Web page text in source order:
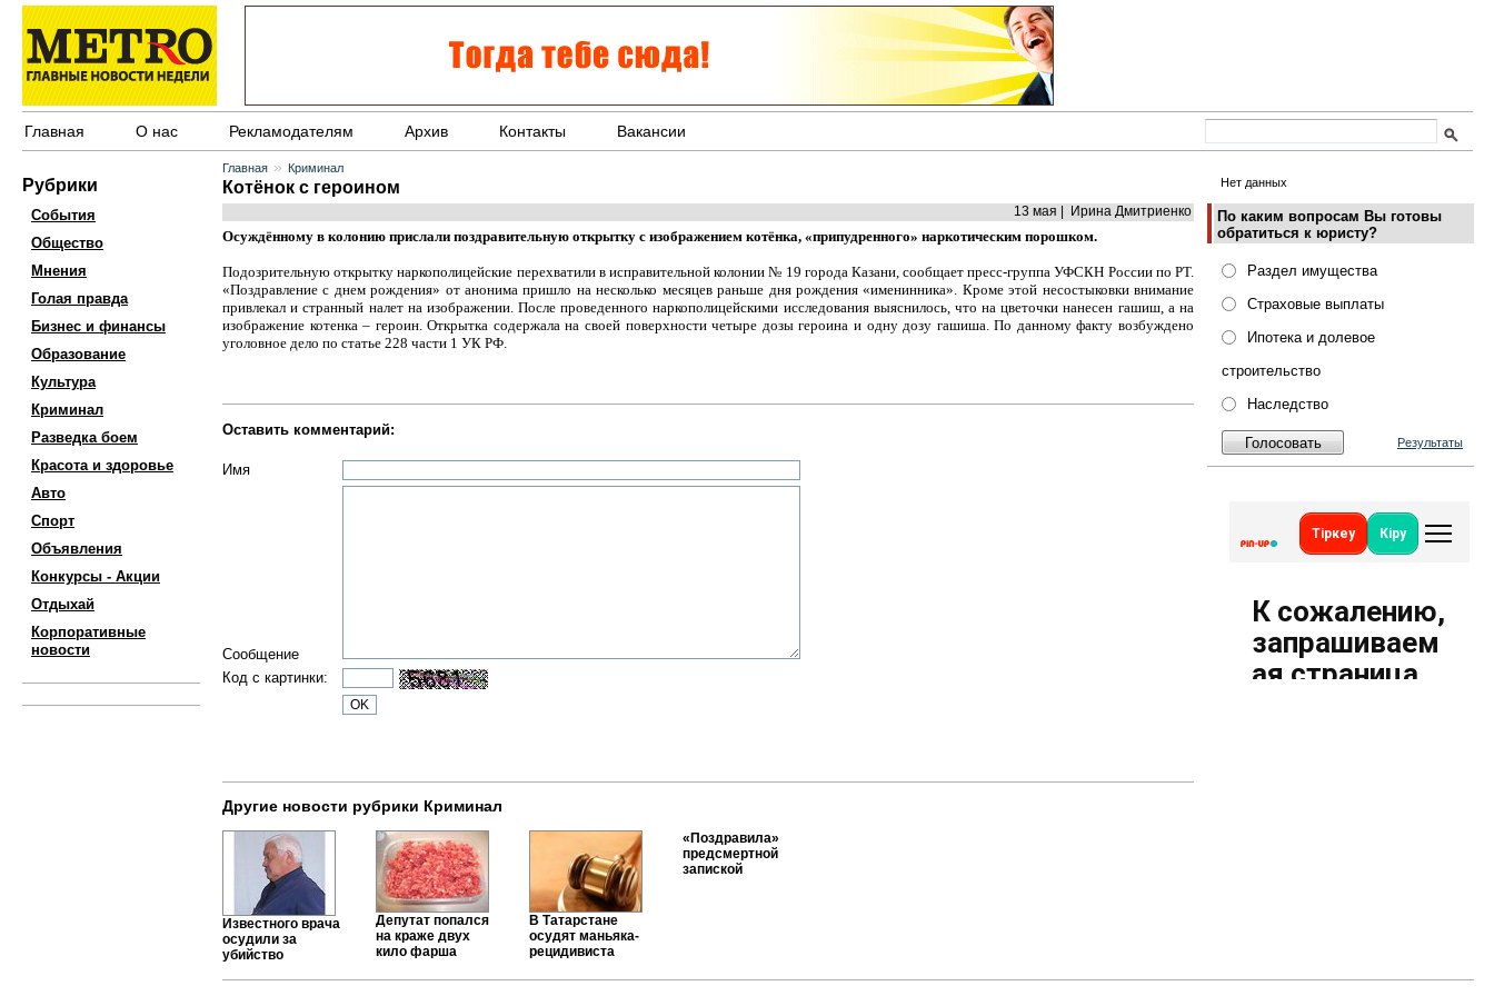
Главная О нас Рекламодателям Архив Контакты Вакансии
Рубрики
События
Общество
Мнения
Голая правда
Бизнес и финансы
Образование
Культура
Криминал
Разведка боем
Красота и здоровье
Авто
Спорт
Объявления
Конкурсы - Акции
Отдыхай
Корпоративные
новости
Нет данных
По каким вопросам Вы готовы
обратиться к юристу?
Раздел имущества
Страховые выплаты
Ипотека и долевое
строительство
Наследство
Результаты
Главная » Криминал
Котёнок с героином
13 мая | Ирина Дмитриенко
Осуждённому в колонию прислали поздравительную открытку с изображением котёнка, «припудренного» наркотическим порошком.
Подозрительную открытку наркополицейские перехватили в исправительной колонии № 19 города Казани, сообщает пресс-группа УФСКН России по РТ.
«Поздравление с днем рождения» от анонима пришло на несколько месяцев раньше дня рождения «именинника». Кроме этой несостыковки внимание
привлекал и странный налет на изображении. После проведенного наркополицейскими исследования выяснилось, что на цветочки нанесен гашиш, а на
изображение котенка – героин. Открытка содержала на своей поверхности четыре дозы героина и одну дозу гашиша. По данному факту возбуждено
уголовное дело по статье 228 части 1 УК РФ.
Оставить комментарий:
Имя
Сообщение
Код с картинки:
Другие новости рубрики Криминал
Известного врача
осудили за
убийство
Депутат попался
на краже двух
кило фарша
В Татарстане
осудят маньяка-
рецидивиста
«Поздравила»
предсмертной
запиской